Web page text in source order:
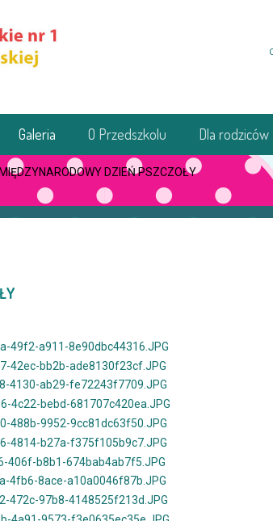
Galeria O Przedszkolu Dla rodziców
MIĘDZYNARODOWY DZIEŃ PSZCZOŁY